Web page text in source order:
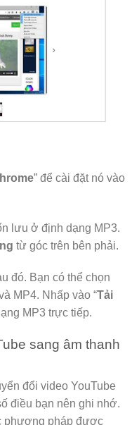
” để cài đặt nó vào
lưu ở định dạng MP3.
từ góc trên bên phải.
đó. Bạn có thể chọn
MP4. Nhấp vào “Tải
MP3 trực tiếp.
sang âm thanh
đổi video YouTube
điều bạn nên ghi nhớ.
phương pháp được